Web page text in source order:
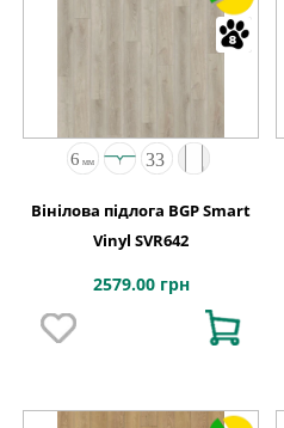
Вінілова підлога BGP Smart
Vinyl SVR642
2579.00 грн